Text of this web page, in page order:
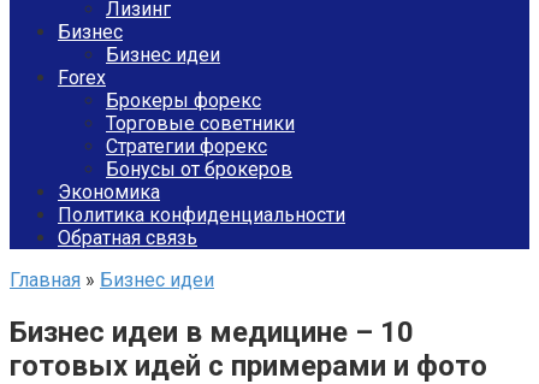
Лизинг
Бизнес
Бизнес идеи
Forex
Брокеры форекс
Торговые советники
Стратегии форекс
Бонусы от брокеров
Экономика
Политика конфиденциальности
Обратная связь
Главная » Бизнес идеи
Бизнес идеи в медицине – 10
готовых идей с примерами и фото